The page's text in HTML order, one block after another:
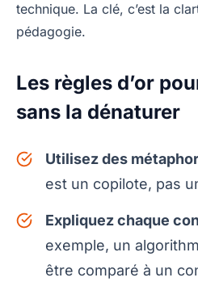
technique. La clé, c’est la
pédagogie.
Les règles d’or
sans la dénaturer
Utilisez des
est un copilote, pas
Expliquez chaque
exemple, un
être comparé à un